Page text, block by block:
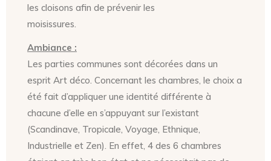
les cloisons afin de prévenir les
moisissures.
Ambiance :
Les parties communes sont décorées dans un
esprit Art déco. Concernant les chambres, le choix a
été fait d’appliquer une identité différente à
chacune d’elle en s’appuyant sur l’existant
(Scandinave, Tropicale, Voyage, Ethnique,
Industrielle et Zen). En effet, 4 des 6 chambres